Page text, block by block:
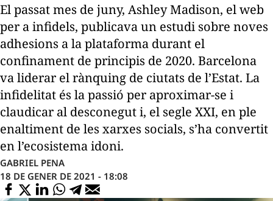
El passat mes de juny, Ashley Madison, el web
per a infidels, publicava un estudi sobre noves
adhesions a la plataforma durant el
confinament de principis de 2020. Barcelona
va liderar el rànquing de ciutats de l’Estat. La
infidelitat és la passió per aproximar-se i
claudicar al desconegut i, el segle XXI, en ple
enaltiment de les xarxes socials, s’ha convertit
en l’ecosistema idoni.
GABRIEL PENA
18 DE GENER DE 2021 - 18:08